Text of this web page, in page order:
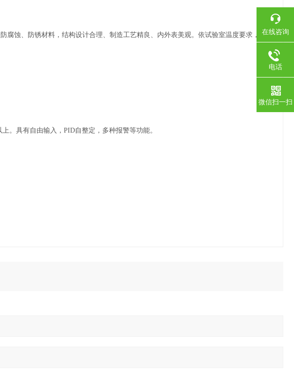
腐蚀、防锈材料，结构设计合理、制造工艺精良、内外表美观。依试验室温度要求，保温层
。具有自由输入，PID自整定，多种报警等功能。
在线咨询
电话
微信扫一扫